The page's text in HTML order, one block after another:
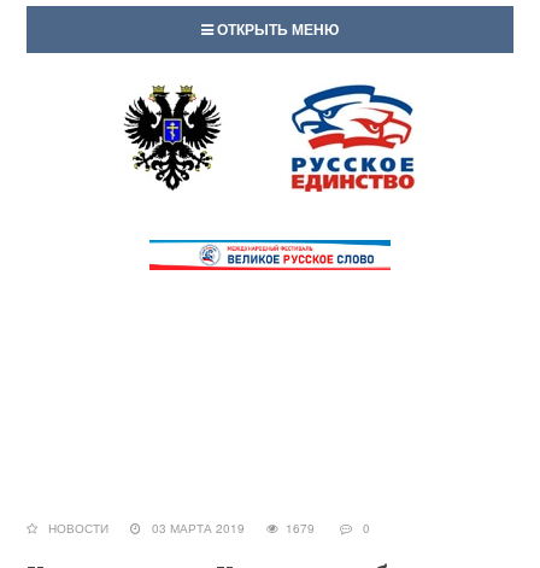
ОТКРЫТЬ МЕНЮ
НОВОСТИ 03 МАРТА 2019 1679 0